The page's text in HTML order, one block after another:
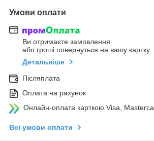
Умови оплати
Ви отримаєте замовлення
або гроші повернуться на вашу картку
Детальніше
Післяплата
Оплата на рахунок
Онлайн-оплата карткою Visa,
Всі умови оплати